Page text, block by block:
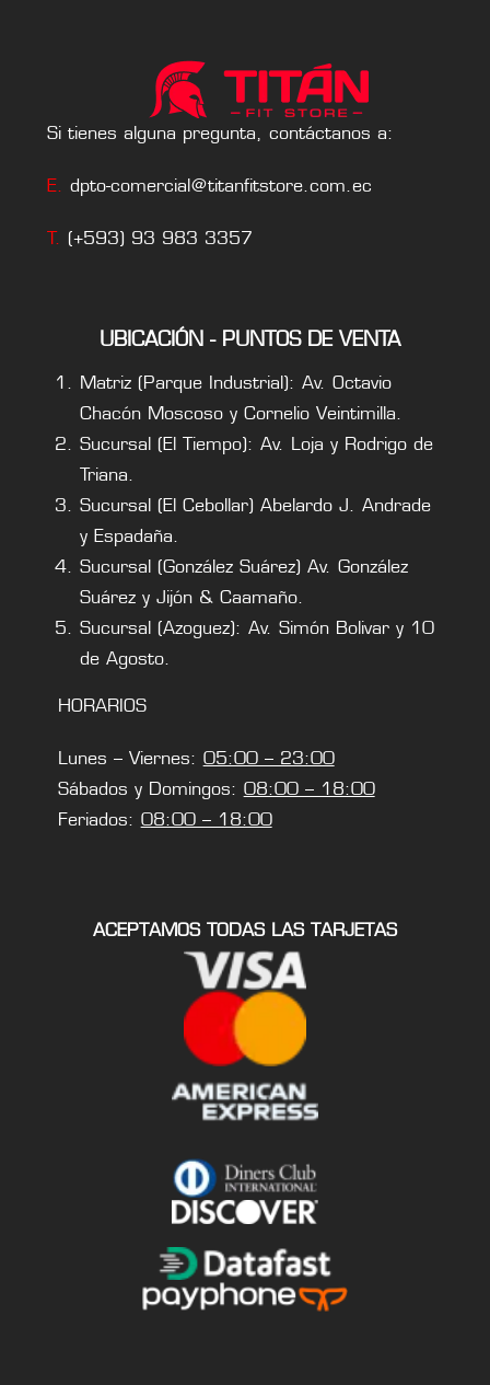
Si tienes alguna pregunta, contáctanos a:
E. dpto-comercial@titanfitstore.com.ec
T. (+593) 93 983 3357
UBICACIÓN - PUNTOS DE VENTA
Matriz (Parque Industrial): Av. Octavio
Chacón Moscoso y Cornelio Veintimilla.
Sucursal (El Tiempo): Av. Loja y Rodrigo de
Triana.
Sucursal (El Cebollar) Abelardo J. Andrade
y Espadaña.
Sucursal (González Suárez) Av. González
Suárez y Jijón & Caamaño.
Sucursal (Azoguez): Av. Simón Bolivar y 10
de Agosto.
HORARIOS
Lunes – Viernes: 05:00 – 23:00
Sábados y Domingos: 08:00 – 18:00
Feriados: 08:00 – 18:00
ACEPTAMOS TODAS LAS TARJETAS